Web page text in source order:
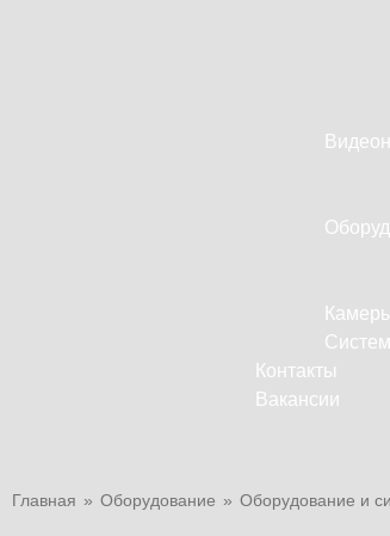
Контакты
Вакансии
Главная » Оборудование » Оборудование и